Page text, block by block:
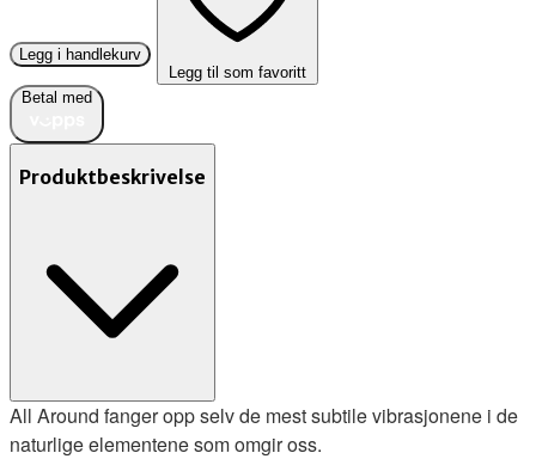
Legg i handlekurv
Legg til som favoritt
Betal med
Produktbeskrivelse
All Around fanger opp selv de mest subtile vibrasjonene i de
naturlige elementene som omgir oss.